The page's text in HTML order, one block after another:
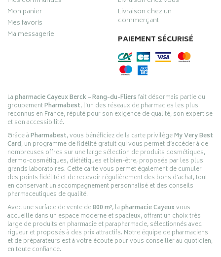
Mon panier
Mes favoris
Ma messagerie
Livraison chez un
commerçant
PAIEMENT SÉCURISÉ
Lapharmacie Cayeux Berck – Rang-du-Fliersfait désormais partie du
groupementPharmabest, l’un des réseaux de pharmacies les plus
reconnus en France, réputé pour son exigence de qualité, son expertise
et son accessibilité.
Grâce àPharmabest, vous bénéficiez de la carte privilègeMy Very Best
Card, un programme de fidélité gratuit qui vous permet d’accéder à de
nombreuses offres sur une large sélection de produits cosmétiques,
dermo-cosmétiques, diététiques et bien-être, proposés par les plus
grands laboratoires. Cette carte vous permet également de cumuler
des points fidélité et de recevoir régulièrement des bons d’achat, tout
en conservant un accompagnement personnalisé et des conseils
pharmaceutiques de qualité.
Avec une surface de vente de800 m², lapharmacie Cayeuxvous
accueille dans un espace moderne et spacieux, offrant un choix très
large de produits en pharmacie et parapharmacie, sélectionnés avec
rigueur et proposés à des prix attractifs. Notre équipe de pharmaciens
et de préparateurs est à votre écoute pour vous conseiller au quotidien,
en toute confiance.